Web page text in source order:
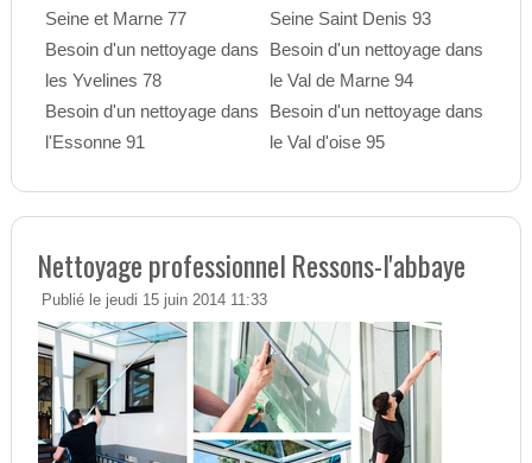
Seine et Marne 77
Besoin d'un nettoyage dans
les Yvelines 78
Besoin d'un nettoyage dans
l'Essonne 91
Seine Saint Denis 93
Besoin d'un nettoyage dans
le Val de Marne 94
Besoin d'un nettoyage dans
le Val d'oise 95
Nettoyage professionnel Ressons-l'abbaye
Publié le jeudi 15 juin 2014 11:33